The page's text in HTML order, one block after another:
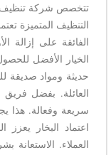
تتخصص شركة تنظيف
التنظيف المتميزة
الفائقة على إزالة
الخيار الأفضل
حديثة ومواد صديقة
العائلة. بفضل
سريعة وفعالة. هذا
اعتماد البخار
العملاء. الاستعانة